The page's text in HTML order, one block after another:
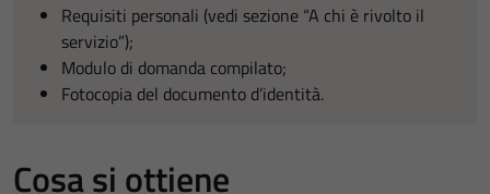
Requisiti personali (vedi sezione “A chi è rivolto il
servizio”);
Modulo di domanda compilato;
Fotocopia del documento d’identità.
Cosa si ottiene